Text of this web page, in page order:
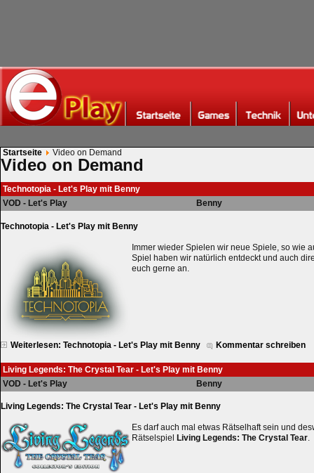
Startseite Video on Demand
Video on Demand
Technotopia - Let's Play mit Benny
VOD - Let's Play
Benny
Technotopia - Let's Play mit Benny
Immer wieder Spielen wir neue Spiele, so wie
Spiel haben wir natürlich entdeckt und auch
euch gerne an.
Weiterlesen: Technotopia - Let's Play mit Benny Kommentar schreiben
Living Legends: The Crystal Tear - Let's Play mit Benny
VOD - Let's Play
Benny
Living Legends: The Crystal Tear - Let's Play mit Benny
Es darf auch mal etwas Rätselhaft sein und
Rätselspiel
Living Legends: The Crystal Tear.